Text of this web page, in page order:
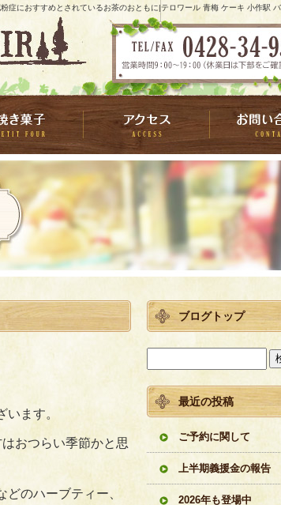
症におすすめとされているお茶のおともに|テロワール 青梅 ケーキ 小作駅
ます。
おつらい季節かと思
のハーブティー、
ブログトップ
最近の投稿
ご予約に関して
上半期義援金の報告
2026年も登場中